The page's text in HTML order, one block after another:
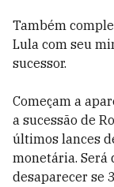
Também
Lula com seu
sucessor.
Começam a
a sucessão de
últimos lances
monetária. Será
desaparecer se